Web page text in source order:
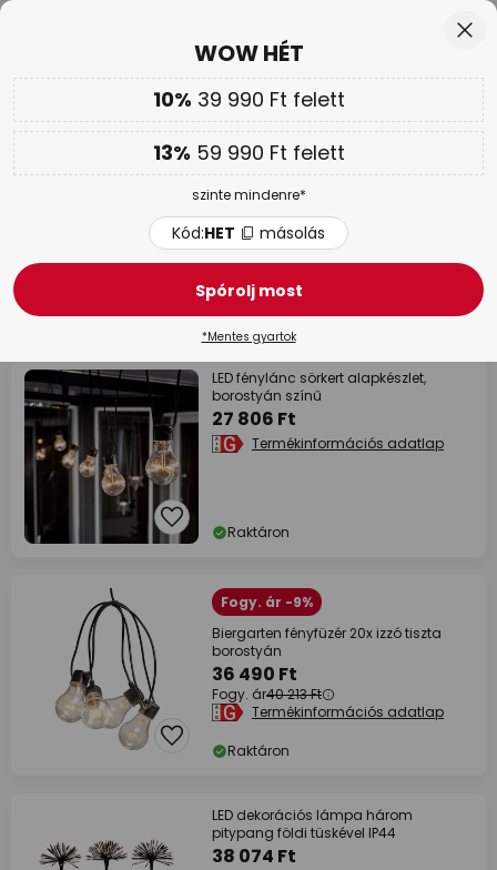
Csak
01N 06Ó 04P 23M
Továbbáakár 13 % kedvezmény!
Kód:HET másolás
WOW HÉT |Akár 70 %
Konstsmide Christmas
101 tételek Szűrő
LED fénylánc sörkert alapkészlet,
borostyán színű
27 806 Ft
Termékinformációs adatlap
Raktáron
Fogy. ár -9%
Biergarten fényfüzér 20x izzó tiszta
borostyán
36 490 Ft
Fogy. ár40 213 Ft
Termékinformációs adatlap
Raktáron
LED dekorációs lámpa három
pitypang földi tüskével IP44
38 074 Ft
WOW HÉT
10% 39 990 Ft felett
13% 59 990 Ft felett
szinte mindenre*
Kód:HET másolás
Spórolj most
*Mentes gyartok